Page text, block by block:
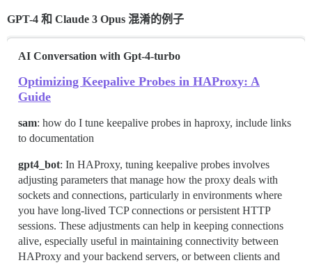
  section_number = section[:section_number]
    .split(".")
    .each do |number|
      current << "."
      title << section_names[current].to_s.strip
    end
  title = title.join(" - ")
  body = section[:body]
  next if body.strip.empty?
puts "[[metadata section=\"#{section_number}\"
  puts body
GPT-4 和 Claude 3 Opus 混淆的例子
AI Conversation with Gpt-4-turbo
Optimizing Keepalive Probes in HAProxy: A
Guide
sam: how do I tune keepalive probes in haproxy, include links
to documentation
gpt4_bot: In HAProxy, tuning keepalive probes involves
adjusting parameters that manage how the proxy deals with
sockets and connections, particularly in environments where
you have long-lived TCP connections or persistent HTTP
sessions. These adjustments can help in keeping connections
alive, especially useful in maintaining connectivity between
HAProxy and your backend servers, or between clients and